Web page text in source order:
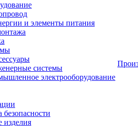
и элементы питания
системы
электрооборудование
безопасности
изделия